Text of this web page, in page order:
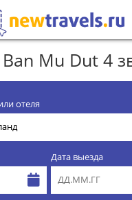
Mu Dut 4
отеля
Дата выезда